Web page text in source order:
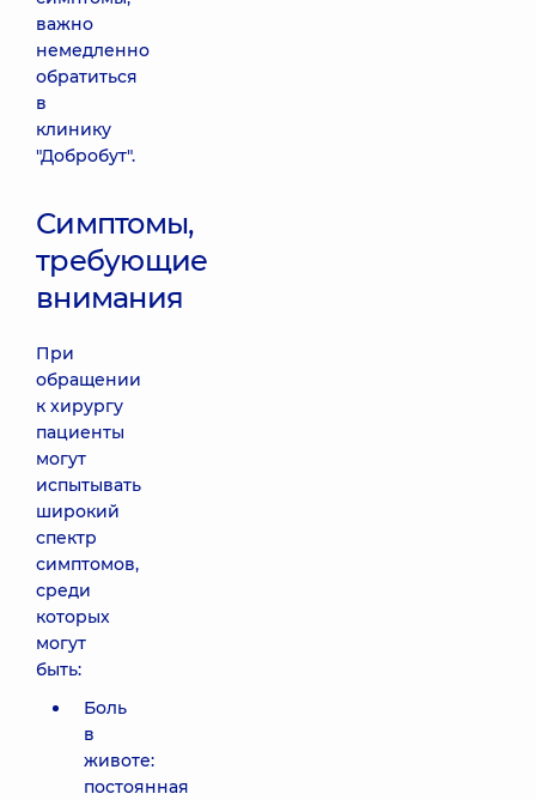
важно
немедленно
обратиться
в
клинику
"Добробут".
Симптомы,
требующие
внимания
При
обращении
к хирургу
пациенты
могут
испытывать
широкий
спектр
симптомов,
среди
которых
могут
быть:
Боль
в
животе:
постоянная